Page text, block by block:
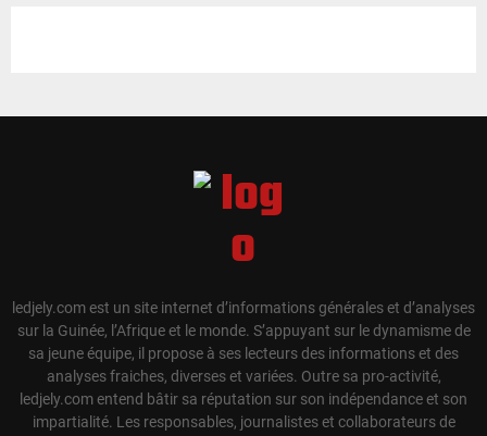
ledjely.com est un site internet d’informations générales et d’analyses
sur la Guinée, l’Afrique et le monde. S’appuyant sur le dynamisme de
sa jeune équipe, il propose à ses lecteurs des informations et des
analyses fraiches, diverses et variées. Outre sa pro-activité,
ledjely.com entend bâtir sa réputation sur son indépendance et son
impartialité. Les responsables, journalistes et collaborateurs de